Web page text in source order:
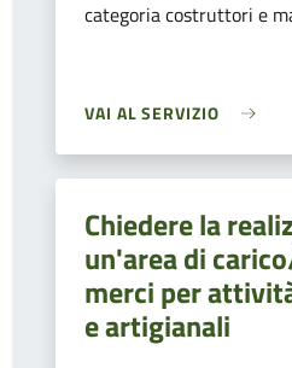
categoria costruttori e
VAI AL SERVIZIO
Chiedere la
un'area di
merci per
e artigianali